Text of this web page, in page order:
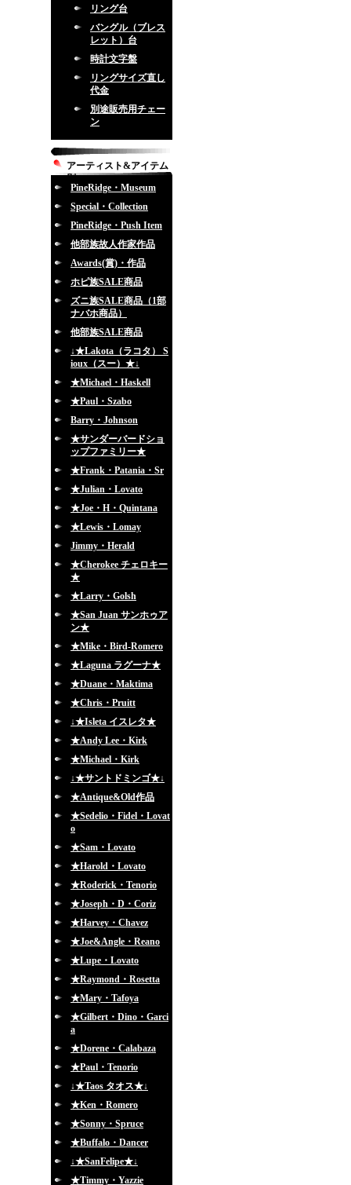
リング台
バングル（ブレス
レット）台
時計文字盤
リングサイズ直し
代金
別途販売用チェー
ン
アーティスト&アイテム
別
PineRidge・Museum
Special・Collection
PineRidge・Push Item
他部族故人作家作品
Awards(賞)・作品
ホピ族SALE商品
ズニ族SALE商品（1部
ナバホ商品）
他部族SALE商品
↓★Lakota（ラコタ） S
ioux（スー）★↓
★Michael・Haskell
★Paul・Szabo
Barry・Johnson
★サンダーバードショ
ップファミリー★
★Frank・Patania・Sr
★Julian・Lovato
★Joe・H・Quintana
★Lewis・Lomay
Jimmy・Herald
★Cherokee チェロキー
★
★Larry・Golsh
★San Juan サンホゥア
ン★
★Mike・Bird-Romero
★Laguna ラグーナ★
★Duane・Maktima
★Chris・Pruitt
↓★Isleta イスレタ★
★Andy Lee・Kirk
★Michael・Kirk
↓★サントドミンゴ★↓
★Antique&Old作品
★Sedelio・Fidel・Lovat
o
★Sam・Lovato
★Harold・Lovato
★Roderick・Tenorio
★Joseph・D・Coriz
★Harvey・Chavez
★Joe&Angle・Reano
★Lupe・Lovato
★Raymond・Rosetta
★Mary・Tafoya
★Gilbert・Dino・Garci
a
★Dorene・Calabaza
★Paul・Tenorio
↓★Taos タオス★↓
★Ken・Romero
★Sonny・Spruce
★Buffalo・Dancer
↓★SanFelipe★↓
★Timmy・Yazzie